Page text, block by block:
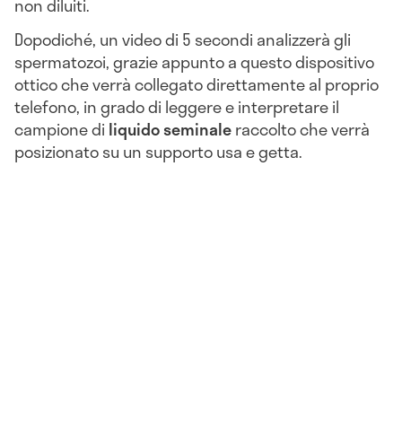
non diluiti.
Dopodiché, un video di 5 secondi analizzerà gli
spermatozoi, grazie appunto a questo dispositivo
ottico che verrà collegato direttamente al proprio
telefono, in grado di leggere e interpretare il
campione di liquido seminaleraccolto che verrà
posizionato su un supporto usa e getta.